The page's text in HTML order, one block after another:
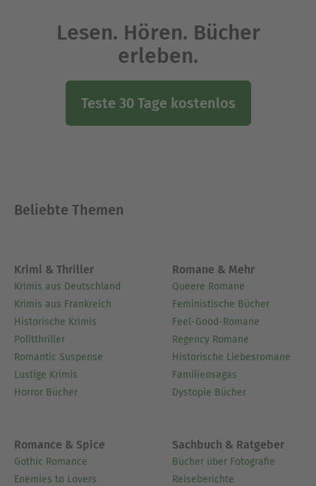
Lesen. Hören. Bücher
erleben.
Teste 30 Tage kostenlos
Beliebte Themen
Krimi & Thriller
Krimis aus Deutschland
Krimis aus Frankreich
Historische Krimis
Politthriller
Romantic Suspense
Lustige Krimis
Horror Bücher
Romane & Mehr
Queere Romane
Feministische Bücher
Feel-Good-Romane
Regency Romane
Historische Liebesromane
Familiensagas
Dystopie Bücher
Romance & Spice
Gothic Romance
Enemies to Lovers
Sachbuch & Ratgeber
Bücher über Fotografie
Reiseberichte